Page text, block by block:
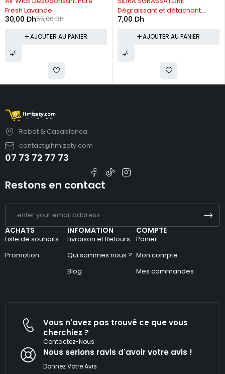
Fresh Lavande
55,00Dh
30,00 Dh
AJOUTER AU PANIER
Dégraissant et détachant
750ml
7,00 Dh
AJOUTER AU PANIER
Rabat & Casablanca
contact@hmizaty.com
07 73 72 77 73
ACHATS
Liste de souhaits
Promotion
INFOMATION
Livraison et Retours
Qui sommes nous ?
Blog
COMPTE
Panier
Mon compte
Mes commandes
Restons en contact
Vous n'avez pas trouvé ce que vous
cherchiez ?
Contactez-Nous
Nous serions ravis d'avoir votre avis !​
Donnez Votre Avis